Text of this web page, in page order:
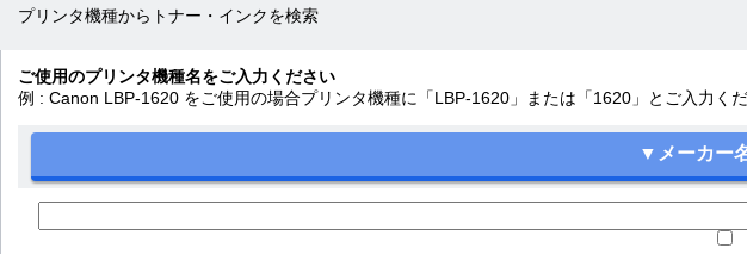
プリンタ機種からトナー・インクを検索
ご使用のプリンタ機種名をご入力ください
例 : Canon LBP-1620 をご使用の場合プリンタ機種に「LBP-1620」または「1620」とご入力くだ